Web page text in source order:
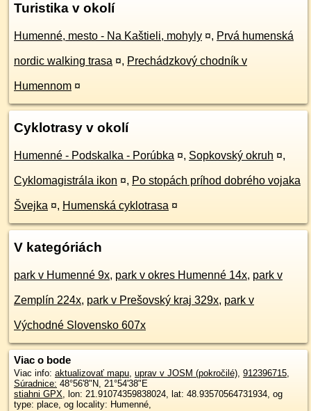
Turistika v okolí
Humenné, mesto - Na Kaštieli, mohyly ¤, Prvá humenská
nordic walking trasa ¤, Prechádzkový chodník v
Humennom ¤
Cyklotrasy v okolí
Humenné - Podskalka - Porúbka ¤, Sopkovský okruh ¤,
Cyklomagistrála ikon ¤, Po stopách príhod dobrého vojaka
Švejka ¤, Humenská cyklotrasa ¤
V kategóriách
park v Humenné 9x, park v okres Humenné 14x, park v
Zemplín 224x, park v Prešovský kraj 329x, park v
Východné Slovensko 607x
Viac o bode
Viac info: aktualizovať mapu, uprav v JOSM (pokročilé), 912396715,
Súradnice: 48°56'8"N, 21°54'38"E
stiahni GPX, lon: 21.91074359838024, lat: 48.93570564731934, og
type: place, og locality: Humenné,